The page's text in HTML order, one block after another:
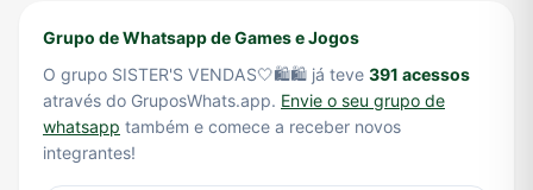
Grupo de Whatsapp de Games e Jogos
O grupo SISTER'S VENDAS🤍🛍🛍 já teve 391 acessos
através do GruposWhats.app. Envie o seu grupo de
whatsapp também e comece a receber novos
integrantes!